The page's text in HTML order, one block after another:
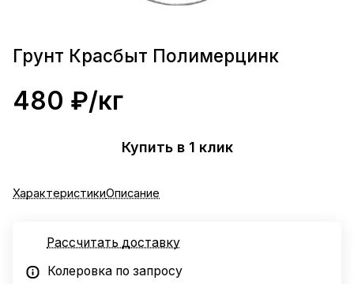
Грунт Красбыт Полимерцинк
480 ₽/кг
Купить в 1 клик
ХарактеристикиОписание
Рассчитать доставку
Колеровка по запросу